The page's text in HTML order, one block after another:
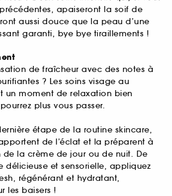
apaiseront la soif de
aussi douce que la peau d’une
garanti, bye bye tiraillements !
de fraîcheur avec des notes à
? Les soins visage au
un moment de relaxation bien
plus vous passer.
étape de la routine skincare,
de l’éclat et la préparent à
de la crème de jour ou de nuit. De
délicieuse et sensorielle, appliquez
régénérant et hydratant,
les baisers !